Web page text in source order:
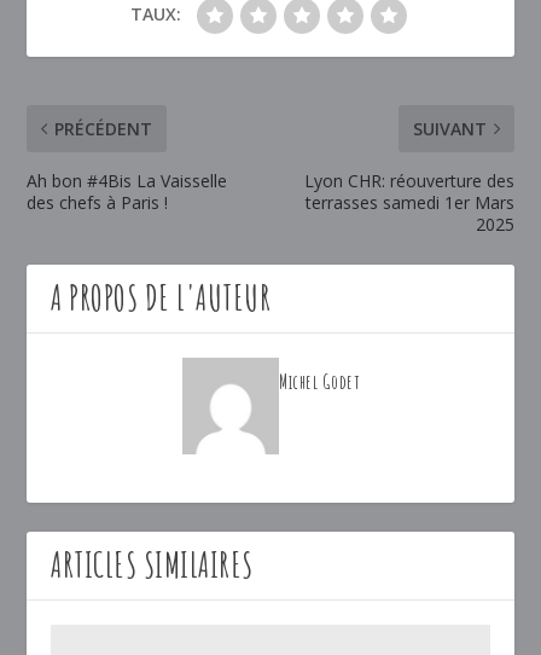
TAUX:
PRÉCÉDENT
Ah bon #4Bis La Vaisselle
des chefs à Paris !
SUIVANT
Lyon CHR: réouverture des
terrasses samedi 1er Mars
2025
A PROPOS DE L'AUTEUR
Michel Godet
ARTICLES SIMILAIRES